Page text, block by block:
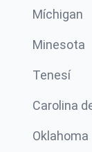
Míchigan
Minesota
Tenesí
Carolina
Oklahoma